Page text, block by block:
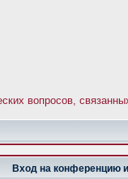
вопросов,
Вход на конференцию